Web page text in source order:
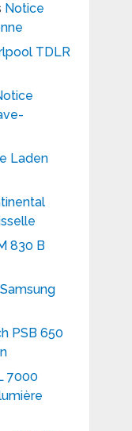
Notice
TDLR
Laden
830 B
PSB 650
7000